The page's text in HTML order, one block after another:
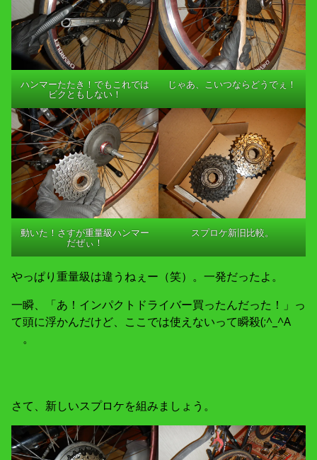
ハンマーたたき！でもこれでは
ビクともしない！
じゃあ、こいつならどうでぇ！
動いた！さすが重量級ハンマー
だぜぃ！
スプロケ新旧比較。
やっぱり重量級は違うねぇー（笑）。一発だったよ。
一瞬、「あ！インパクトドライバー買ったんだった！」っ
て頭に浮かんだけど、ここでは使えないって瞬殺(;^_^A
。
さて、新しいスプロケを組みましょう。